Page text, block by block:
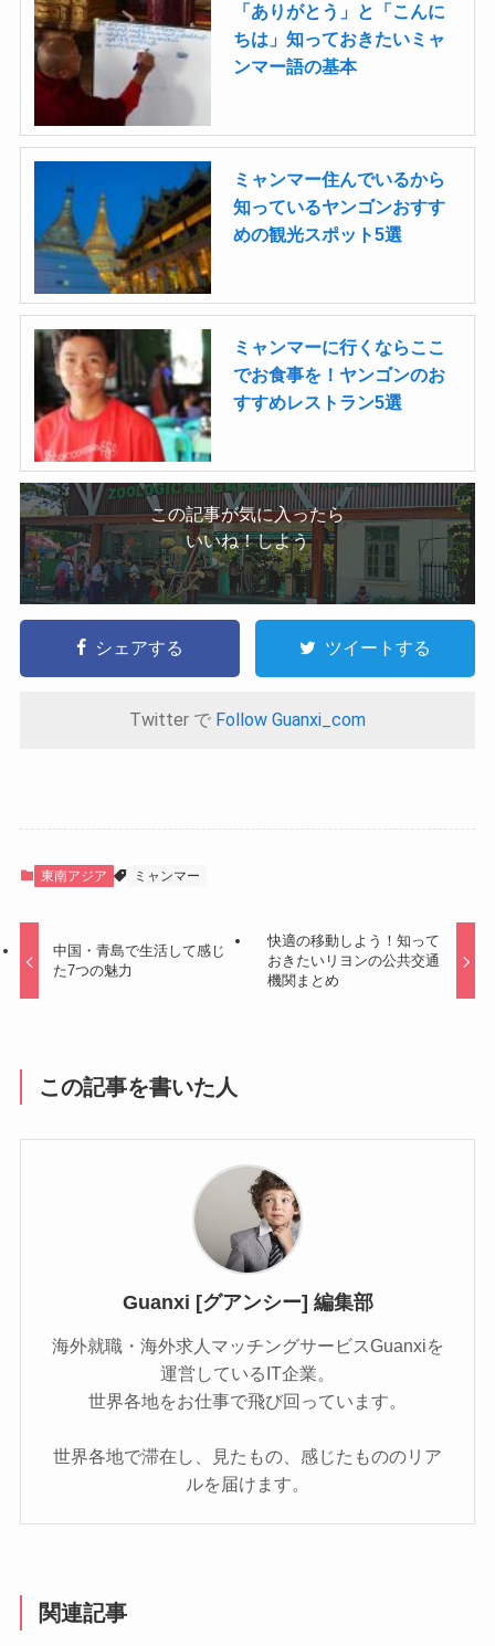
「ありがとう」と「こんに
ちは」知っておきたいミャ
ンマー語の基本
ミャンマー住んでいるから
知っているヤンゴンおすす
めの観光スポット5選
ミャンマーに行くならここ
でお食事を！ヤンゴンのお
すすめレストラン5選
この記事が気に入ったら
いいね！しよう
シェアする ツイートする
Twitter で Follow Guanxi_com
東南アジア ミャンマー
中国・青島で生活して感じ
た7つの魅力
快適の移動しよう！知って
おきたいリヨンの公共交通
機関まとめ
この記事を書いた人
Guanxi [グアンシー] 編集部
海外就職・海外求人マッチングサービスGuanxiを
運営しているIT企業。
世界各地をお仕事で飛び回っています。
世界各地で滞在し、見たもの、感じたもののリア
ルを届けます。
関連記事